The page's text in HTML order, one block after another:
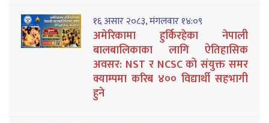
१६ असार २०८३, मंगलवार १४:०९
अमेरिकामा हुर्किरहेका नेपाली
बालबालिकाका लागि ऐतिहासिक
अवसर: NST र NCSC को संयुक्त समर
क्याम्पमा करिब ४०० विद्यार्थी सहभागी
हुने